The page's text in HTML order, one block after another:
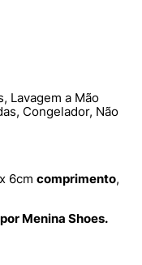
Lavagem a Mão
Congelador, Não
x 6cm comprimento,
Menina Shoes.